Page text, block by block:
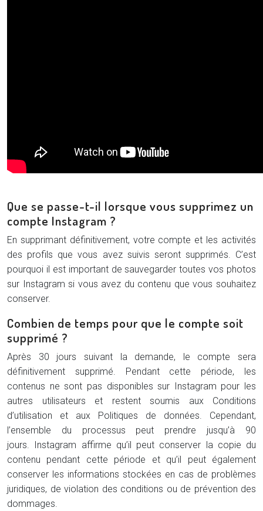
Que se passe-t-il lorsque vous supprimez un
compte Instagram ?
En supprimant définitivement, votre compte et les activités
des profils que vous avez suivis seront supprimés. C’est
pourquoi il est important de sauvegarder toutes vos photos
sur Instagram si vous avez du contenu que vous souhaitez
conserver.
Combien de temps pour que le compte soit
supprimé ?
Après 30 jours suivant la demande, le compte sera
définitivement supprimé. Pendant cette période, les
contenus ne sont pas disponibles sur Instagram pour les
autres utilisateurs et restent soumis aux Conditions
d’utilisation et aux Politiques de données. Cependant,
l’ensemble du processus peut prendre jusqu’à 90
jours. Instagram affirme qu’il peut conserver la copie du
contenu pendant cette période et qu’il peut également
conserver les informations stockées en cas de problèmes
juridiques, de violation des conditions ou de prévention des
dommages.